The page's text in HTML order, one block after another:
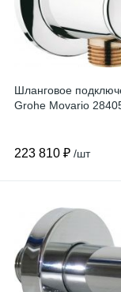
Шланговое
Grohe Movario
223 810 ₽ /шт